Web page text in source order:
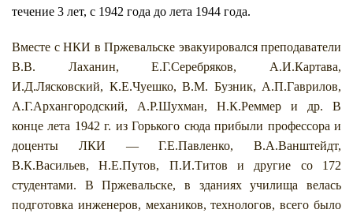
течение 3 лет, с 1942 года до лета 1944 года.
Вместе с НКИ в Пржевальске эвакуировался преподаватели
В.В. Лаханин, Е.Г.Серебряков, А.И.Картава,
И.Д.Лясковский, К.Е.Чуешко, В.М. Бузник, А.П.Гаврилов,
А.Г.Архангородский, А.Р.Шухман, Н.К.Реммер и др. В
конце лета 1942 г. из Горького сюда прибыли профессора и
доценты ЛКИ — Г.Е.Павленко, В.А.Ванштейдт,
В.К.Васильев, Н.Е.Путов, П.И.Титов и другие со 172
студентами. В Пржевальске, в зданиях училища велась
подготовка инженеров, механиков, технологов, всего было